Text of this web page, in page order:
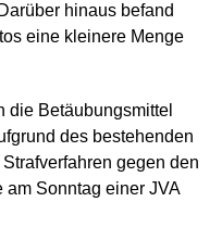
hinaus befand
eine kleinere Menge
die Betäubungsmittel
des bestehenden
gegen den
am Sonntag einer JVA